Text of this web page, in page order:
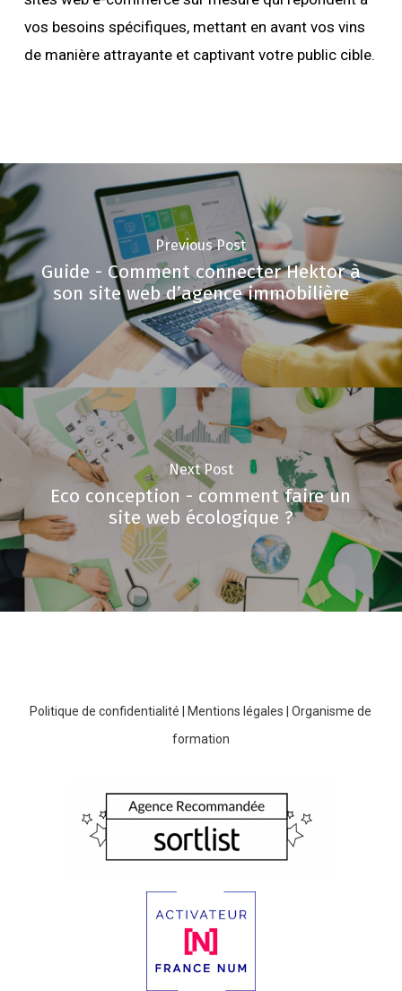
vos besoins spécifiques, mettant en avant vos vins
de manière attrayante et captivant votre public cible.
Previous Post
Guide - Comment connecter Hektor à
son site web d’agence immobilière
Next Post
Eco conception - comment faire un
site web écologique ?
Politique de confidentialité Mentions légales |Organisme de
formation